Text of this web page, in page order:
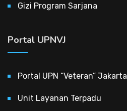
Gizi Program Sarjana
Portal UPNVJ
Portal UPN “Veteran” Jakarta
Unit Layanan Terpadu